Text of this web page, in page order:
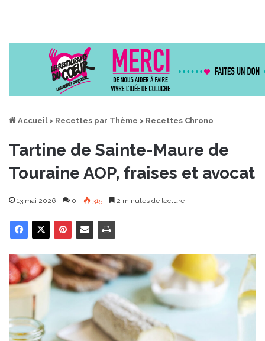
Accueil > Recettes par Thème > Recettes Chrono
Tartine de Sainte-Maure de
Touraine AOP, fraises et avocat
13 mai 2026 0 315 2 minutes de lecture